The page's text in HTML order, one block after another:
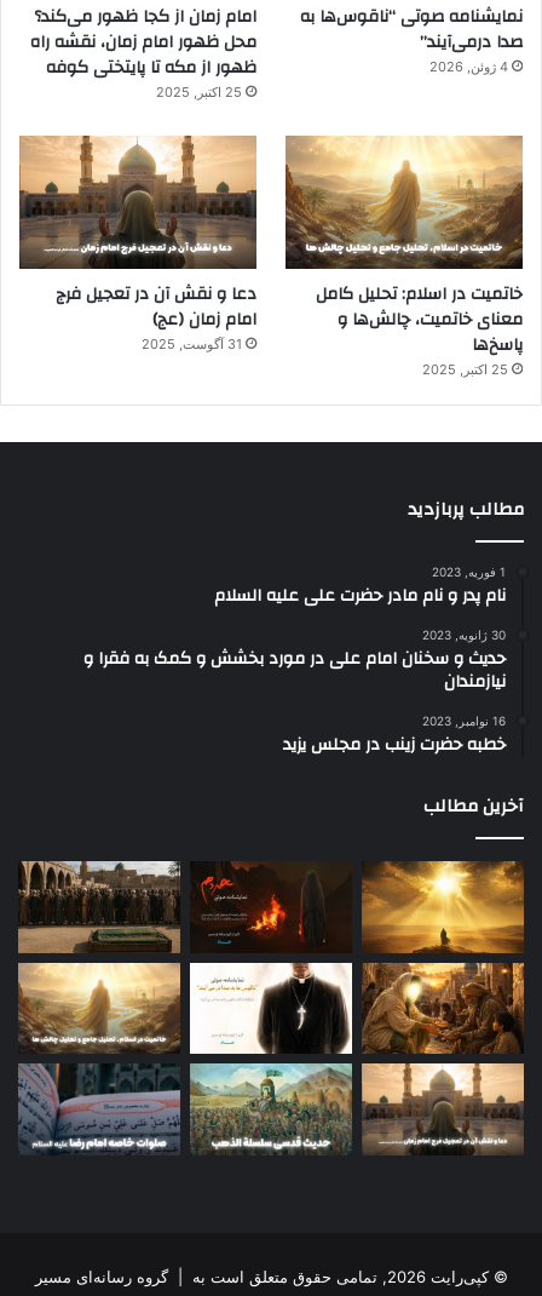
نمایشنامه صوتی “ناقوس‌ها به
صدا در‌می‌آیند”
4 ژوئن, 2026
امام زمان از کجا ظهور می‌کند؟
محل ظهور امام زمان، نقشه راه
ظهور از مکه تا پایتختی کوفه
25 اکتبر, 2025
خاتمیت در اسلام: تحلیل کامل
معنای خاتمیت، چالش‌ها و
پاسخ‌ها
25 اکتبر, 2025
دعا و نقش آن در تعجیل فرج
امام زمان (عج)
31 آگوست, 2025
مطالب پربازدید
1 فوریه, 2023
نام پدر و نام مادر حضرت علی علیه السلام
30 ژانویه, 2023
حدیث و سخنان امام علی در مورد بخشش و کمک به فقرا و
نیازمندان
16 نوامبر, 2023
خطبه حضرت زینب در مجلس یزید
آخرین مطالب
© کپی‌رایت 2026, تمامی حقوق متعلق است به | گروه رسانه‌ای مسیر